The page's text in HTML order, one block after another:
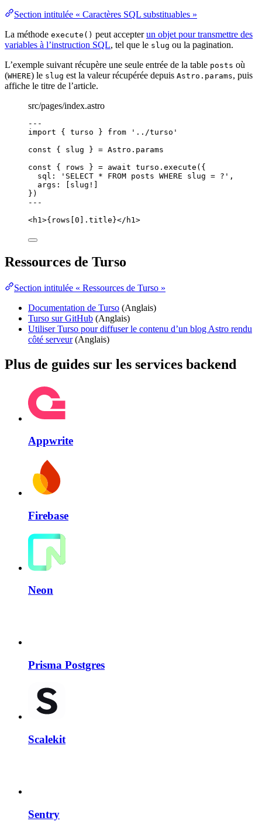
Section intitulée « Caractères SQL substituables »
La méthode execute() peut accepterun objet pour transmettre des
variables à l’instruction SQL, tel que le slug ou la pagination.
L’exemple suivant récupère une seule entrée de la table posts où
(WHERE) le slug est la valeur récupérée depuis Astro.params, puis
affiche le titre de l’article.
src/pages/index.astro
---
import { turso } from ' ../turso '
const { slug } = Astro . params
const {
rows } = await turso . execute ( {
sql:
' SELECT * FROM posts WHERE slug = ? ' ,
args:
[slug !
} )
---
<h1>{ rows[ 0 . title }</ h1>
Ressources de Turso
Section intitulée « Ressources de Turso »
Documentation de Turso (Anglais)
Turso sur GitHub (Anglais)
Utiliser Turso pour diffuser le contenu d’un blog Astro rendu
côté serveur(Anglais)
Plus de guides sur les services backend
Appwrite
Firebase
Neon
Prisma Postgres
Scalekit
Sentry